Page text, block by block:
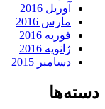
آوریل 2016
مارس 2016
فوریه 2016
ژانویه 2016
دسامبر 2015
دسته‌ها